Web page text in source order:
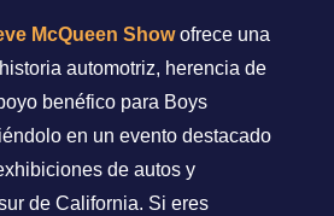
McQueen Showofrece una
automotriz, herencia de
benéfico para Boys
en un evento destacado
de autos y
de California. Si eres